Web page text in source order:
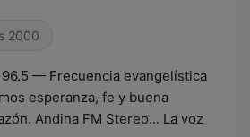
2000
— Frecuencia evangelística
esperanza, fe y buena
Andina FM Stereo... La voz